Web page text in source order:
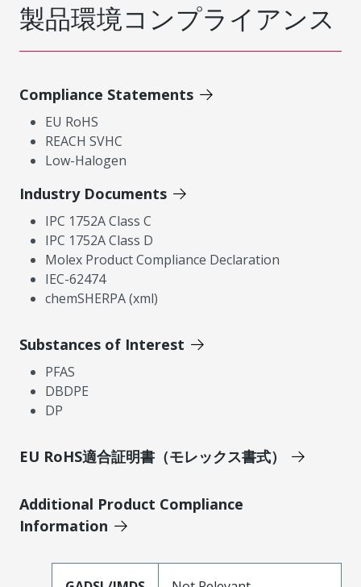
製品環境コンプライアンス
Compliance Statements
EU RoHS
REACH SVHC
Low-Halogen
Industry Documents
IPC 1752A Class C
IPC 1752A Class D
Molex Product Compliance Declaration
IEC-62474
chemSHERPA (xml)
Substances of Interest
PFAS
DBDPE
DP
EU RoHS適合証明書（モレックス書式）
Additional Product Compliance
Information